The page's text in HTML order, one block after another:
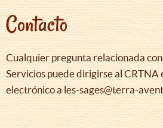
Contacto
Cualquier pregunta relacionada con
Servicios puede dirigirse al CRTNA
electrónico a les-sages@terra-